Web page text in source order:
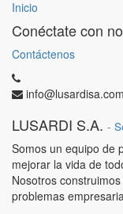
Inicio
Conéctate con
Contáctenos
info@lusardisa.com
LUSARDI S.A. -
Somos un equipo de
mejorar la vida de
Nosotros
problemas